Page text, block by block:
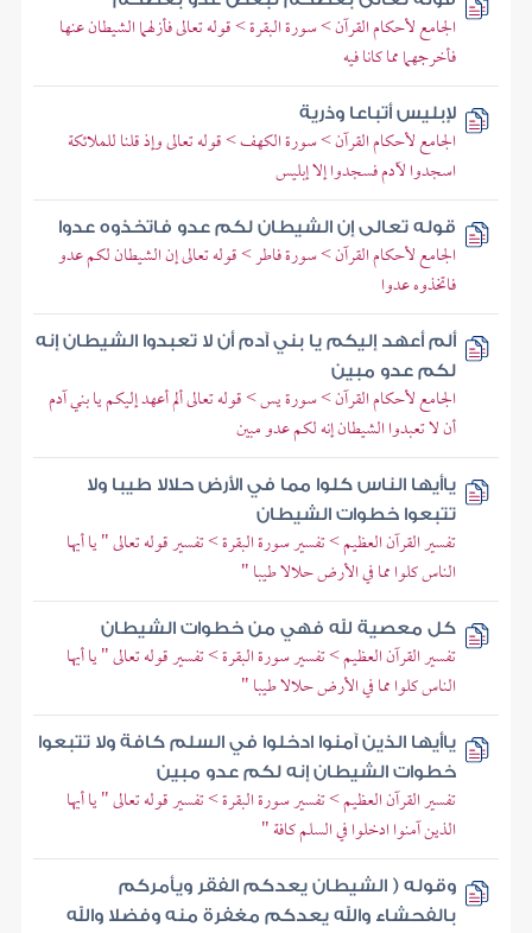
الجامع لأحكام القرآن > سورة البقرة > قوله تعالى فأزلهما الشيطان عنها
فأخرجهما مما كانا فيه
لإبليس أتباعا وذرية
الجامع لأحكام القرآن > سورة الكهف > قوله تعالى وإذ قلنا للملائكة
اسجدوا لآدم فسجدوا إلا إبليس
قوله تعالى إن الشيطان لكم عدو فاتخذوه عدوا
الجامع لأحكام القرآن > سورة فاطر > قوله تعالى إن الشيطان لكم عدو
فاتخذوه عدوا
ألم أعهد إليكم يا بني آدم أن لا تعبدوا الشيطان إنه
لكم عدو مبين
الجامع لأحكام القرآن > سورة يس > قوله تعالى ألم أعهد إليكم يا بني آدم
أن لا تعبدوا الشيطان إنه لكم عدو مبين
ياأيها الناس كلوا مما في الأرض حلالا طيبا ولا
تتبعوا خطوات الشيطان
تفسير القرآن العظيم > تفسير سورة البقرة > تفسير قوله تعالى " يا أيها
الناس كلوا مما في الأرض حلالا طيبا "
كل معصية لله فهي من خطوات الشيطان
تفسير القرآن العظيم > تفسير سورة البقرة > تفسير قوله تعالى " يا أيها
الناس كلوا مما في الأرض حلالا طيبا "
ياأيها الذين آمنوا ادخلوا في السلم كافة ولا تتبعوا
خطوات الشيطان إنه لكم عدو مبين
تفسير القرآن العظيم > تفسير سورة البقرة > تفسير قوله تعالى " يا أيها
الذين آمنوا ادخلوا في السلم كافة "
وقوله ( الشيطان يعدكم الفقر ويأمركم
بالفحشاء والله يعدكم مغفرة منه وفضلا والله